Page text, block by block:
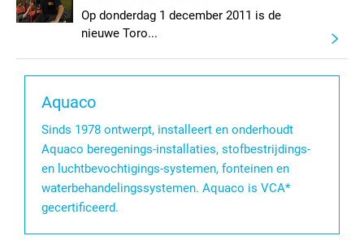
Op donderdag 1 december 2011 is de
nieuwe Toro...
Aquaco
Sinds 1978 ontwerpt, installeert en onderhoudt
Aquaco beregenings-installaties, stofbestrijdings-
en luchtbevochtigings-systemen, fonteinen en
waterbehandelingssystemen. Aquaco is VCA*
gecertificeerd.